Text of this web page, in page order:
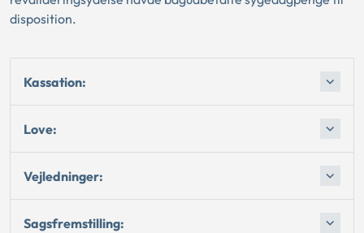
disposition.
Kassation:
Love:
Vejledninger:
Sagsfremstilling: